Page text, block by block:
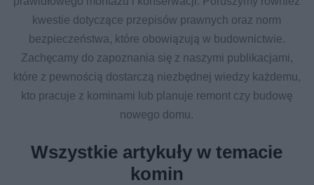
kwestie dotyczące przepisów prawnych oraz norm
bezpieczeństwa, które obowiązują w budownictwie.
Zachęcamy do zapoznania się z naszymi publikacjami,
które z pewnością dostarczą niezbędnej wiedzy każdemu,
kto pracuje z kominami lub planuje remont czy budowę
nowego domu.
Wszystkie artykuły w temacie
komin